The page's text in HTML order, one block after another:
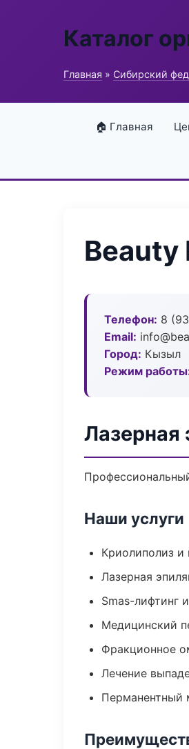
Каталог
Главная » Сибирский
🏠 Главная
Beauty
Телефон: 8
Email:
Город: Кызыл
Режим
Наши услуги
Криолиполиз и
Лазерная
Smas-лифтинг
Медицинский
Фракционное
Лечение
Перманентный